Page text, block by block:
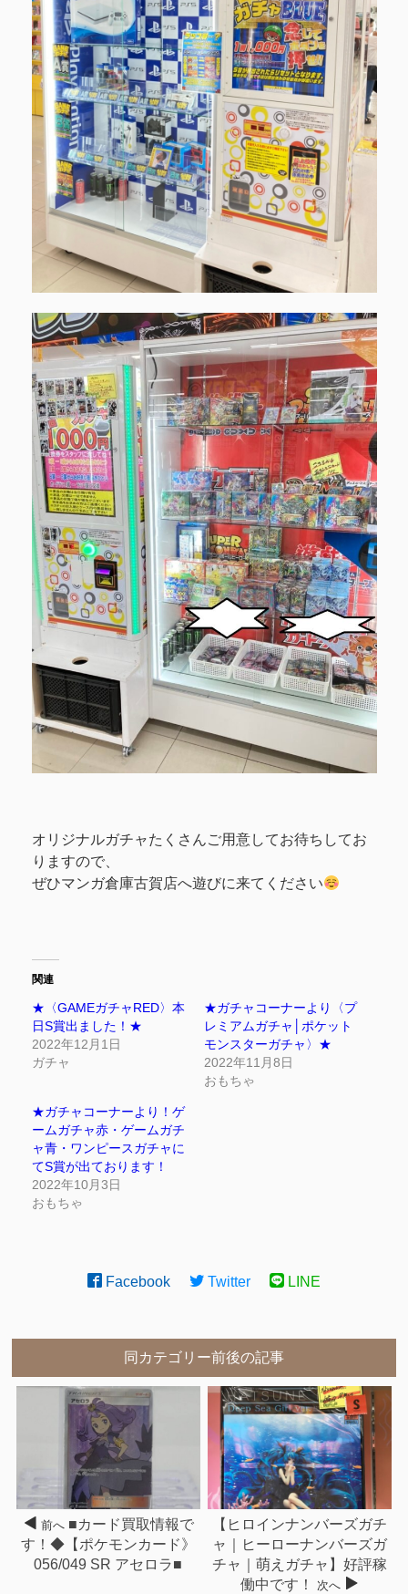
オリジナルガチャたくさんご用意してお待ちしてお
りますので、
ぜひマンガ倉庫古賀店へ遊びに来てください
関連
★〈GAMEガチャRED〉本
日S賞出ました！★
2022年12月1日
ガチャ
★ガチャコーナーより〈プ
レミアムガチャ│ポケット
モンスターガチャ〉★
2022年11月8日
おもちゃ
★ガチャコーナーより！ゲ
ームガチャ赤・ゲームガチ
ャ青・ワンピースガチャに
てS賞が出ております！
2022年10月3日
おもちゃ
Facebook Twitter LINE
同カテゴリー前後の記事
前へ ■カード買取情報で
す！◆【ポケモンカード》
056/049 SR アセロラ■
【ヒロインナンバーズガチ
ャ｜ヒーローナンバーズガ
チャ｜萌えガチャ】好評稼
働中です！
次へ